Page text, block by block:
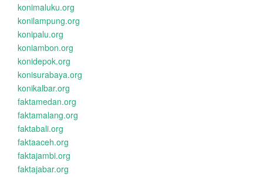
konimaluku.org
konilampung.org
konipalu.org
koniambon.org
konidepok.org
konisurabaya.org
konikalbar.org
faktamedan.org
faktamalang.org
faktabali.org
faktaaceh.org
faktajambi.org
faktajabar.org